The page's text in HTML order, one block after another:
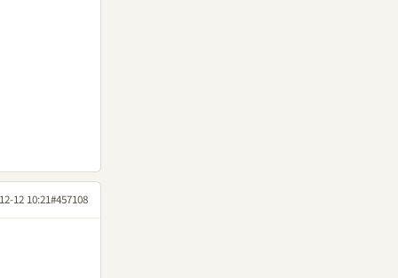
12 10:21#457108